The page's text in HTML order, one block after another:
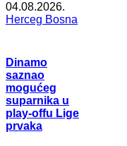
04.08.2026.
Herceg Bosna
Dinamo
saznao
mogućeg
suparnika u
play-offu Lige
prvaka